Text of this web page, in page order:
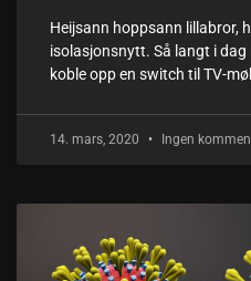
Heijsann hoppsann lillabror,
isolasjonsnytt. Så langt i
koble opp en switch til TV-
14. mars, 2020 Ingen